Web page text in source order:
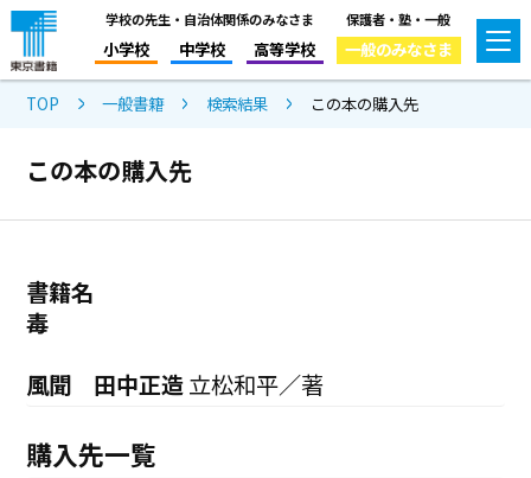
学校の先生・自治体関係のみなさま
小学校 中学校 高等学校
保護者・塾・一般
一般のみなさま
TOP 一般書籍 検索結果 この本の購入先
この本の購入先
書籍名
毒
風聞 田中正造立松和平／著
購入先一覧